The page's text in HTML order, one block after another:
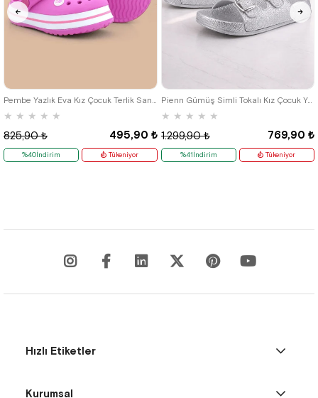
★ ★ ★ ★ ★
495,90 ₺
825,90 ₺
%40İndirim Tükeniyor
Pienn Gümüş Simli Tokalı Kız Çocuk Yazlık Terlik
★ ★ ★ ★ ★
769,90 ₺
1.299,90 ₺
%41İndirim Tükeniyor
Hızlı Etiketler
Kurumsal